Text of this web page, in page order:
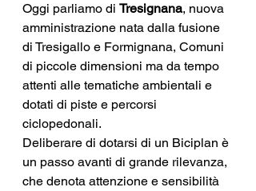
Oggi parliamo di Tresignana, nuova
amministrazione nata dalla fusione
di Tresigallo e Formignana, Comuni
di piccole dimensioni ma da tempo
attenti alle tematiche ambientali e
dotati di piste e percorsi
ciclopedonali.
Deliberare di dotarsi di un Biciplan è
un passo avanti di grande rilevanza,
che denota attenzione e sensibilità